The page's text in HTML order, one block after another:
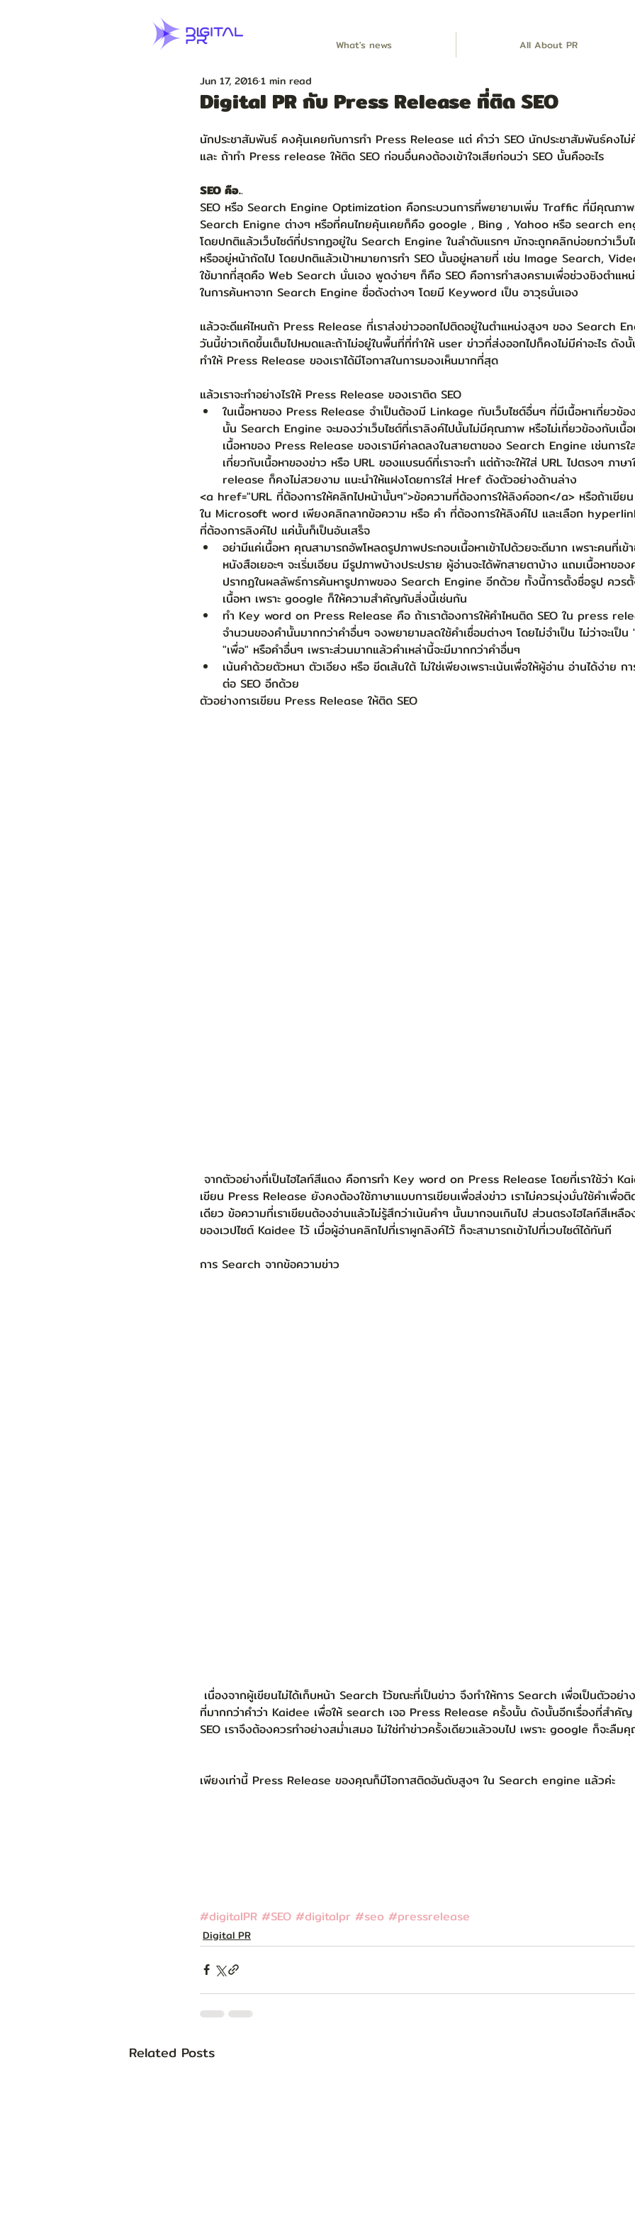
What's news All About PR
Digital PR กับ Press Release ที่ติด SEO
Jun 17, 20161 min read
นักประชาสัมพันธ์ คงคุ้นเคยกับการทำ Press Release แต่ คำว่า SEO นักประชาสัมพันธ์คงไม่
และ ถ้าทำ Press release ให้ติด SEO ก่อนอื่นคงต้องเข้าใจเสียก่อนว่า SEO นั้นคืออะไร
SEO คือ..
SEO หรือ Search Engine Optimization คือกระบวนการที่พยายามเพิ่ม Traffic ที่มีคุณภาพ
Search Enigne ต่างๆ หรือที่คนไทยคุ้นเคยก็คือ google , Bing , Yahoo หรือ search
โดยปกติแล้วเว็บไซต์ที่ปรากฏอยู่ใน Search Engine ในลำดับแรกๆ มักจะถูกคลิกบ่อยกว่าเว็บ
หรืออยู่หน้าถัดไป โดยปกติแล้วเป้าหมายการทำ SEO นั้นอยู่หลายที่ เช่น Image Search,
ใช้มากที่สุดคือ Web Search นั่นเอง พูดง่ายๆ ก็คือ SEO คือการทำสงครามเพื่อช่วงชิงตำแ
ในการค้นหาจาก Search Engine ชื่อดังต่างๆ โดยมี Keyword เป็น อาวุธนั่นเอง
แล้วจะดีแค่ไหนถ้า Press Release ที่เราส่งข่าวออกไปติดอยู่ในตำแหน่งสูงๆ ของ Search
วันนี้ข่าวเกิดขึ้นเต็มไปหมดและถ้าไม่อยู่ในพื้นที่ที่ทำให้ user ข่าวที่ส่งออกไปก็คงไม่มีค่าอะไร ดังนั้
ทำให้ Press Release ของเราได้มีโอกาสในการมองเห็นมากที่สุด
แล้วเราจะทำอย่างไรให้ Press Release ของเราติด SEO
ในเนื้อหาของ Press Release จำเป็นต้องมี Linkage กับเว็บไซต์อื่นๆ ที่มีเนื้อหาเกี่ยวข้อ
นั้น Search Engine จะมองว่าเว็บไซต์ที่เราลิงค์ไปนั้นไม่มีคุณภาพ หรือไม่เกี่ยวข้องกับเนื้อ
เนื้อหาของ Press Release ของเรามีค่าลดลงในสายตาของ Search Engine เช่นการ
เกี่ยวกับเนื้อหาของข่าว หรือ URL ของแบรนด์ที่เราจะทำ แต่ถ้าจะให้ใส่ URL ไปตรงๆ ภาษ
release ก็คงไม่สวยงาม แนะนำให้แฝงโดยการใส่ Href ดังตัวอย่างด้านล่าง
<a href="URL ที่ต้องการให้คลิกไปหน้านั้นๆ">ข้อความที่ต้องการให้ลิงค์ออก</a> หรือถ้าเขี
ใน Microsoft word เพียงคลิกลากข้อความ หรือ คำ ที่ต้องการให้ลิงค์ไป และเลือก
ที่ต้องการลิงค์ไป แค่นั้นก็เป็นอันเสร็จ
อย่ามีแค่เนื้อหา คุณสามารถอัพโหลดรูปภาพประกอบเนื้อหาเข้าไปด้วยจะดีมาก เพราะคนที่เข้
หนังสือเยอะๆ จะเริ่มเอียน มีรูปภาพบ้างประปราย ผู้อ่านจะได้พักสายตาบ้าง แถมเนื้อหาขอ
ปรากฏในผลลัพธ์การค้นหารูปภาพของ Search Engine อีกด้วย ทั้งนี้การตั้งชื่อรูป ควรตั้
เนื้อหา เพราะ google ก็ให้ความสำคัญกับสิ่งนี้เช่นกัน
ทำ Key word on Press Release คือ ถ้าเราต้องการให้คำไหนติด SEO ใน press
จำนวนของคำนั้นมากกว่าคำอื่นๆ จงพยายามลดใช้คำเชื่อมต่างๆ โดยไม่จำเป็น ไม่ว่าจะเป็
"เพื่อ" หรือคำอื่นๆ เพราะส่วนมากแล้วคำเหล่านี้จะมีมากกว่าคำอื่นๆ
เน้นคำด้วยตัวหนา ตัวเอียง หรือ ขีดเส้นใต้ ไม่ใช่เพียงเพราะเน้นเพื่อให้ผู้อ่าน อ่านได้ง่าย
ต่อ SEO อีกด้วย
ตัวอย่างการเขียน Press Release ให้ติด SEO
เขียน Press Release ยังคงต้องใช้ภาษาแบบการเขียนเพื่อส่งข่าว เราไม่ควรมุ่งมั่นใช้คำเพื่อ
เดียว ข้อความที่เราเขียนต้องอ่านแล้วไม่รู้สึกว่าเน้นคำๆ นั้นมากจนเกินไป ส่วนตรงไฮไลท์สีเหลื
ของเวปไซต์ Kaidee ไว้ เมื่อผู้อ่านคลิกไปที่เราผูกลิงค์ไว้ ก็จะสามารถเข้าไปที่เวบไซต์ได้ทันที
การ Search จากข้อความข่าว
ที่มากกว่าคำว่า Kaidee เพื่อให้ search เจอ Press Release ครั้งนั้น ดังนั้นอีกเรื่องที่สำคัญ
SEO เราจึงต้องควรทำอย่างสม่ำเสมอ ไม่ใช่ทำข่าวครั้งเดียวแล้วจบไป เพราะ google ก็จะลืม
เพียงเท่านี้ Press Release ของคุณก็มีโอกาสติดอันดับสูงๆ ใน Search engine แล้วค่ะ
#digitalPR #SEO #digitalpr #seo #pressrelease
Digital PR
Related Posts